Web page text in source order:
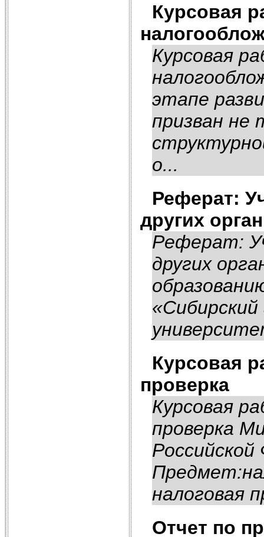
Курсовая
Курсовая
этапе
призван
о...
Реферат:
других
Реферат:
других
Курсовая
проверка
Курсовая
проверка
налоговая
Отчет по